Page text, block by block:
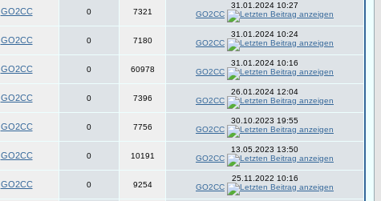
GO2CC 0 7321
31.01.2024 10:27
GO2CC
GO2CC 0 7180
31.01.2024 10:24
GO2CC
GO2CC 0 60978
31.01.2024 10:16
GO2CC
GO2CC 0 7396
26.01.2024 12:04
GO2CC
GO2CC 0 7756
30.10.2023 19:55
GO2CC
GO2CC 0 10191
13.05.2023 13:50
GO2CC
GO2CC 0 9254
25.11.2022 10:16
GO2CC